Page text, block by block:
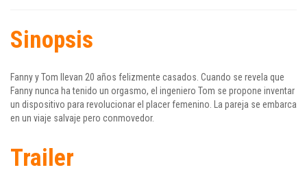
Sinopsis
Fanny y Tom llevan 20 años felizmente casados. Cuando se revela que
Fanny nunca ha tenido un orgasmo, el ingeniero Tom se propone inventar
un dispositivo para revolucionar el placer femenino. La pareja se embarca
en un viaje salvaje pero conmovedor.
Trailer